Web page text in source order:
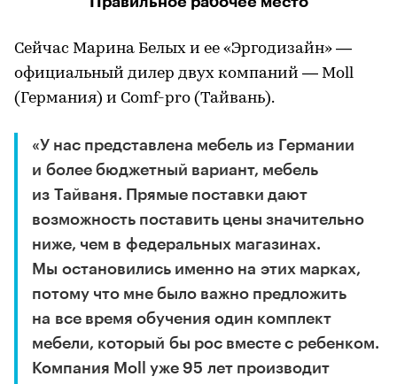
Сейчас Марина Белых и ее «Эргодизайн» —
официальный дилер двух компаний — Moll
(Германия) и Comf-pro (Тайвань).
«У нас представлена мебель из Германии
и более бюджетный вариант, мебель
из Тайваня. Прямые поставки дают
возможность поставить цены значительно
ниже, чем в федеральных магазинах.
Мы остановились именно на этих марках,
потому что мне было важно предложить
на все время обучения один комплект
мебели, который бы рос вместе с ребенком.
Компания Moll уже 95 лет производит